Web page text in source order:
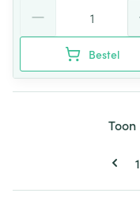
Bestel
1
Toon